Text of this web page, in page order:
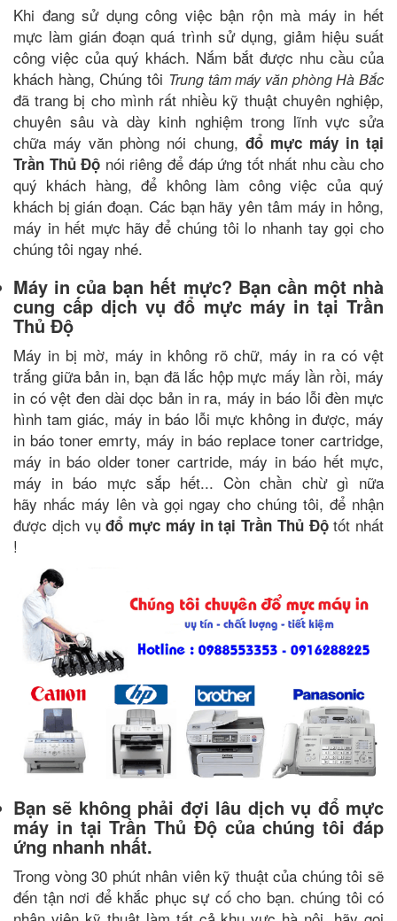
Khi đang sử dụng công việc bận rộn mà máy in hết
mực làm gián đoạn quá trình sử dụng, giảm hiệu suất
công việc của quý khách. Nắm bắt được nhu cầu của
khách hàng, Chúng tôi Trung tâm máy văn phòng Hà Bắc
đã trang bị cho mình rất nhiều kỹ thuật chuyên nghiệp,
chuyên sâu và dày kinh nghiệm trong lĩnh vực sửa
chữa máy văn phòng nói chung, đổ mực máy in tại
Trần Thủ Độ nói riêng để đáp ứng tốt nhất nhu cầu cho
quý khách hàng, để không làm công việc của quý
khách bị gián đoạn. Các bạn hãy yên tâm máy in hỏng,
máy in hết mực hãy để chúng tôi lo nhanh tay gọi cho
chúng tôi ngay nhé.
Máy in của bạn hết mực? Bạn cần một nhà
cung cấp dịch vụ đổ mực máy in tại Trần
Thủ Độ
Máy in bị mờ, máy in không rõ chữ, máy in ra có vệt
trắng giữa bản in, bạn đã lắc hộp mực mấy lần rồi, máy
in có vệt đen dài dọc bản in ra, máy in báo lỗi đèn mực
hình tam giác, máy in báo lỗi mực không in được, máy
in báo toner emrty, máy in báo replace toner cartridge,
máy in báo older toner cartride, máy in báo hết mực,
máy in báo mực sắp hết... Còn chần chừ gì nữa
hãy nhấc máy lên và gọi ngay cho chúng tôi, để nhận
được dịch vụ đổ mực máy in tại Trần Thủ Độtốt nhất
!
Bạn sẽ không phải đợi lâu dịch vụ đổ mực
máy in tại Trần Thủ Độ của chúng tôi đáp
ứng nhanh nhất.
Trong vòng 30 phút nhân viên kỹ thuật của chúng tôi sẽ
đến tận nơi để khắc phục sự cố cho bạn. chúng tôi có